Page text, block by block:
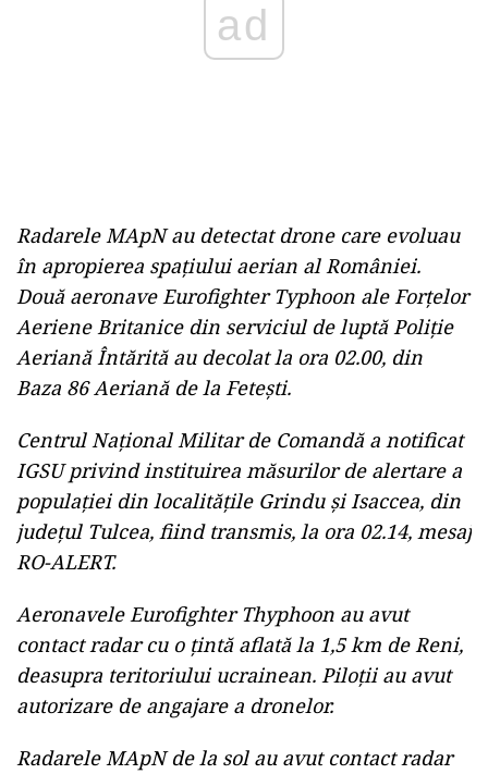
ad
Radarele MApN au detectat drone care evoluau
în apropierea spațiului aerian al României.
Două aeronave Eurofighter Typhoon ale Forțelor
Aeriene Britanice din serviciul de luptă Poliție
Aeriană Întărită au decolat la ora 02.00, din
Baza 86 Aeriană de la Fetești.
Centrul Național Militar de Comandă a notificat
IGSU privind instituirea măsurilor de alertare a
populației din localitățile Grindu și Isaccea, din
județul Tulcea, fiind transmis, la ora 02.14, mesaj
RO-ALERT.
Aeronavele Eurofighter Thyphoon au avut
contact radar cu o țintă aflată la 1,5 km de Reni,
deasupra teritoriului ucrainean. Piloții au avut
autorizare de angajare a dronelor.
Radarele MApN de la sol au avut contact radar